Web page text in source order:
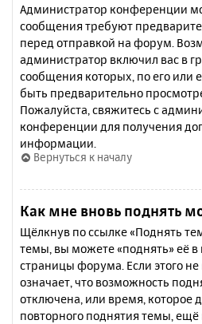
Администратор конференции
сообщения требуют
перед отправкой на форум.
администратор включил вас в
сообщения которых, по его
быть предварительно
Пожалуйста, свяжитесь с
конференции для получения
информации.
Вернуться к началу
Как мне вновь поднять
Щёлкнув по ссылке «Поднять
темы, вы можете «поднять» её
страницы форума. Если этого не
означает, что возможность
отключена, или время, которое
повторного поднятия темы,